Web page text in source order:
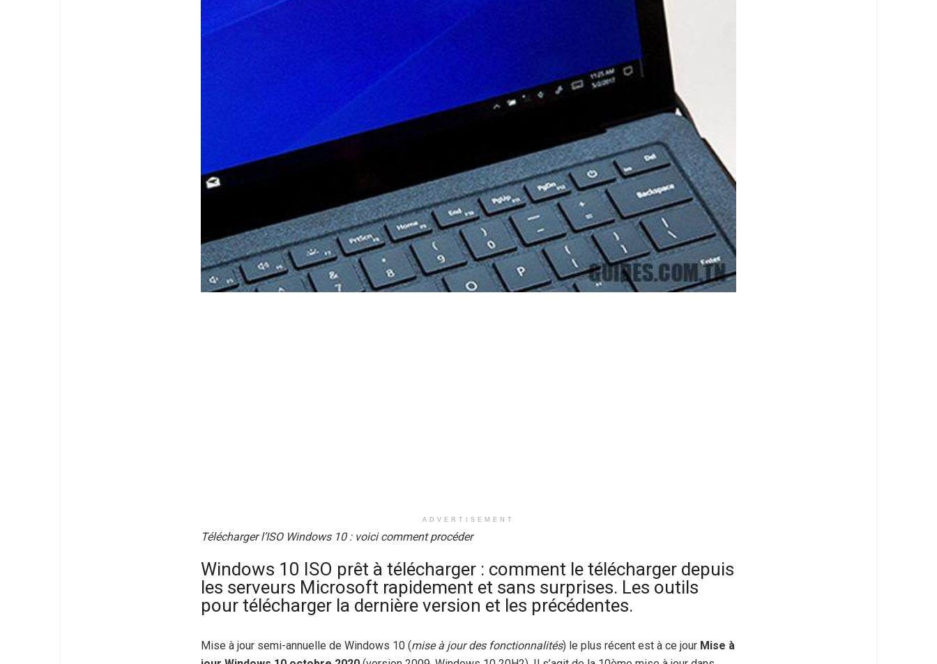
ADVERTISEMENT
Télécharger l’ISO Windows 10 : voici comment procéder
Windows 10 ISO prêt à télécharger : comment le télécharger depuis
les serveurs Microsoft rapidement et sans surprises. Les outils
pour télécharger la dernière version et les précédentes.
Mise à jour semi-annuelle de Windows 10 (mise à jour des fonctionnalités) le plus récent est à ce jour Mise à